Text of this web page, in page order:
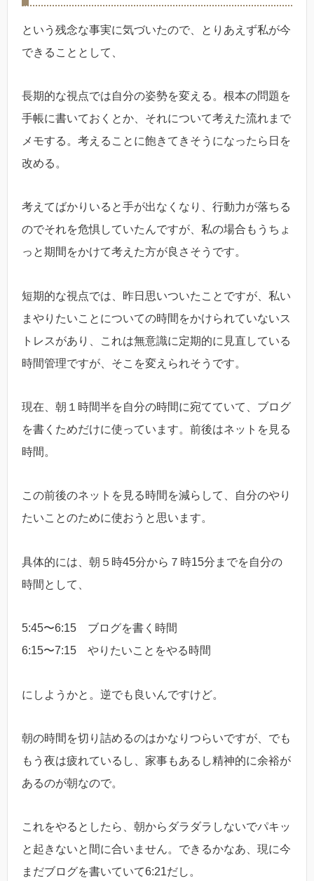
という残念な事実に気づいたので、とりあえず私が今
できることとして、
長期的な視点では自分の姿勢を変える。根本の問題を
手帳に書いておくとか、それについて考えた流れまで
メモする。考えることに飽きてきそうになったら日を
改める。
考えてばかりいると手が出なくなり、行動力が落ちる
のでそれを危惧していたんですが、私の場合もうちょ
っと期間をかけて考えた方が良さそうです。
短期的な視点では、昨日思いついたことですが、私い
まやりたいことについての時間をかけられていないス
トレスがあり、これは無意識に定期的に見直している
時間管理ですが、そこを変えられそうです。
現在、朝１時間半を自分の時間に宛てていて、ブログ
を書くためだけに使っています。前後はネットを見る
時間。
この前後のネットを見る時間を減らして、自分のやり
たいことのために使おうと思います。
具体的には、朝５時45分から７時15分までを自分の
時間として、
5:45〜6:15 ブログを書く時間
6:15〜7:15 やりたいことをやる時間
にしようかと。逆でも良いんですけど。
朝の時間を切り詰めるのはかなりつらいですが、でも
もう夜は疲れているし、家事もあるし精神的に余裕が
あるのが朝なので。
これをやるとしたら、朝からダラダラしないでパキッ
と起きないと間に合いません。できるかなあ、現に今
まだブログを書いていて6:21だし。